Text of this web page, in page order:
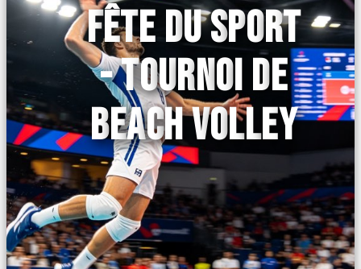
FÊTE DU SPORT
- TOURNOI DE
BEACH VOLLEY